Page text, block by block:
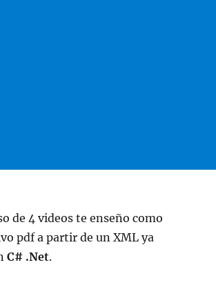
de 4 videos te enseño como
pdf a partir de un XML ya
C# .Net.